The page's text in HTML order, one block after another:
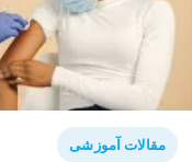
مقالات آموزشی